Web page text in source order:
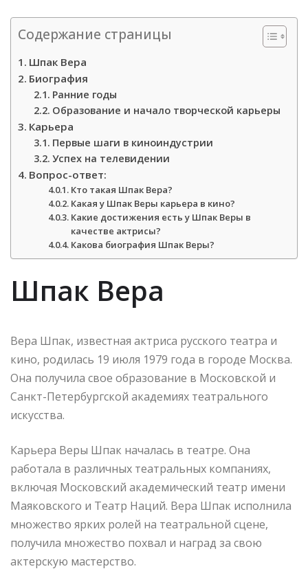
Содержание страницы
Шпак Вера
Биография
Ранние годы
Образование и начало творческой карьеры
Карьера
Первые шаги в киноиндустрии
Успех на телевидении
Вопрос-ответ:
Кто такая Шпак Вера?
Какая у Шпак Веры карьера в кино?
Какие достижения есть у Шпак Веры в
качестве актрисы?
Какова биография Шпак Веры?
Шпак Вера
Вера Шпак, известная актриса русского театра и
кино, родилась 19 июля 1979 года в городе Москва.
Она получила свое образование в Московской и
Санкт-Петербургской академиях театрального
искусства.
Карьера Веры Шпак началась в театре. Она
работала в различных театральных компаниях,
включая Московский академический театр имени
Маяковского и Театр Наций. Вера Шпак исполнила
множество ярких ролей на театральной сцене,
получила множество похвал и наград за свою
актерскую мастерство.